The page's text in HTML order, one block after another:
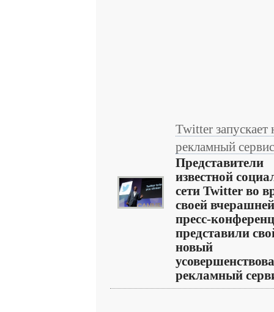
Twitter запускает
рекламный сервис
Представители
известной
сети Twitter во
своей вчерашней
пресс-
представили
новый
рекламный